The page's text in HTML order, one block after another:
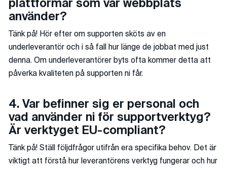
plattformar som vår webbplats
använder?
Tänk på! Hör efter om supporten sköts av en
underleverantör och i så fall hur länge de jobbat med just
denna. Om underleverantörer byts ofta kommer detta att
påverka kvaliteten på supporten ni får.
4. Var befinner sig er personal och
vad använder ni för supportverktyg?
Är verktyget EU-compliant?
Tänk på! Ställ följdfrågor utifrån era specifika behov. Det är
viktigt att förstå hur leverantörens verktyg fungerar och hur